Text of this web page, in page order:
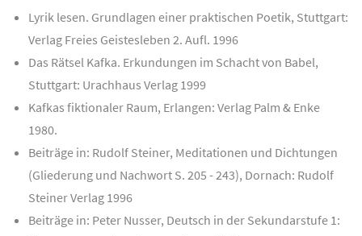
Lyrik lesen. Grundlagen einer praktischen Poetik, Stuttgart:
Verlag Freies Geistesleben 2. Aufl. 1996
Das Rätsel Kafka. Erkundungen im Schacht von Babel,
Stuttgart: Urachhaus Verlag 1999
Kafkas fiktionaler Raum, Erlangen: Verlag Palm & Enke
1980.
Beiträge in: Rudolf Steiner, Meditationen und Dichtungen
(Gliederung und Nachwort S. 205 - 243), Dornach: Rudolf
Steiner Verlag 1996
Beiträge in: Peter Nusser, Deutsch in der Sekundarstufe 1: